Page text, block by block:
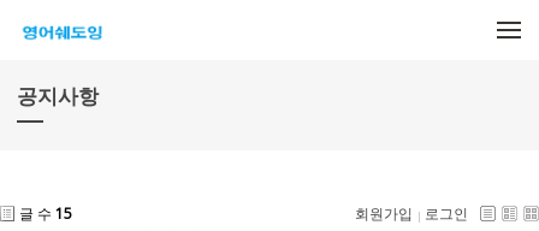
공지사항
글 수 15 회원가입 로그인